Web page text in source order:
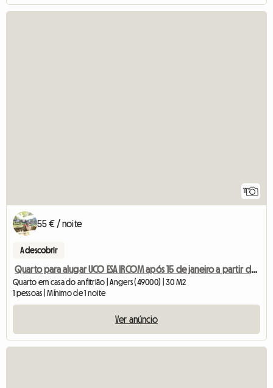
11
55 € / noite
A descobrir
Quarto para alugar UCO ESA IRCOM após 15 de janeiro a partir de domingo
Quarto em casa do anfitrião | Angers (49000) | 30 M2
1 pessoas | Mínimo de 1 noite
Ver anúncio